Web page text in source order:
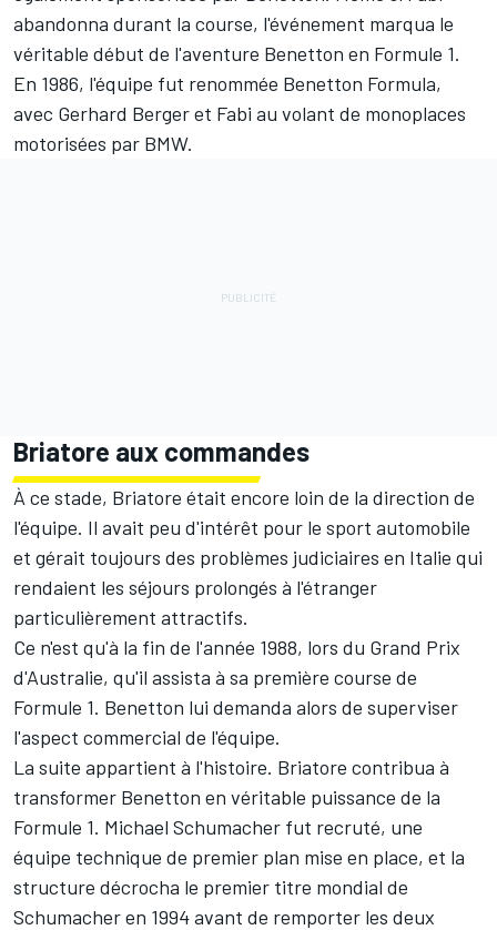
abandonna durant la course, l'événement marqua le
véritable début de l'aventure Benetton en Formule 1.
En 1986, l'équipe fut renommée Benetton Formula,
avec Gerhard Bergeret Fabi au volant de monoplaces
motorisées par BMW.
Briatore aux commandes
À ce stade, Briatore était encore loin de la direction de
l'équipe. Il avait peu d'intérêt pour le sport automobile
et gérait toujours des problèmes judiciaires en Italie qui
rendaient les séjours prolongés à l'étranger
particulièrement attractifs.
Ce n'est qu'à la fin de l'année 1988, lors du Grand Prix
d'Australie, qu'il assista à sa première course de
Formule 1. Benetton lui demanda alors de superviser
l'aspect commercial de l'équipe.
La suite appartient à l'histoire. Briatore contribua à
transformer Benetton en véritable puissance de la
Formule 1. Michael Schumacher fut recruté, une
équipe technique de premier plan mise en place, et la
structure décrocha le premier titre mondial de
Schumacher en 1994 avant de remporter les deux